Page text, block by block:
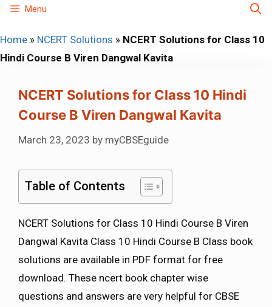
Skip
content
Menu
Home » NCERT Solutions » NCERT Solutions for Class 10
Hindi Course B Viren Dangwal Kavita
NCERT Solutions for Class 10 Hindi
Course B Viren Dangwal Kavita
March 23, 2023 by myCBSEguide
Table of Contents
NCERT Solutions for Class 10 Hindi Course B Viren
Dangwal Kavita Class 10 Hindi Course B Class book
solutions are available in PDF format for free
download. These ncert book chapter wise
questions and answers are very helpful for CBSE